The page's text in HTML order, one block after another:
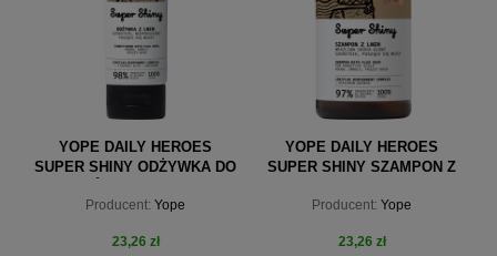
YOPE DAILY HEROES
SUPER SHINY ODŻYWKA DO
Producent: Yope
23,26 zł
YOPE DAILY HEROES
SUPER SHINY SZAMPON Z
Producent: Yope
23,26 zł